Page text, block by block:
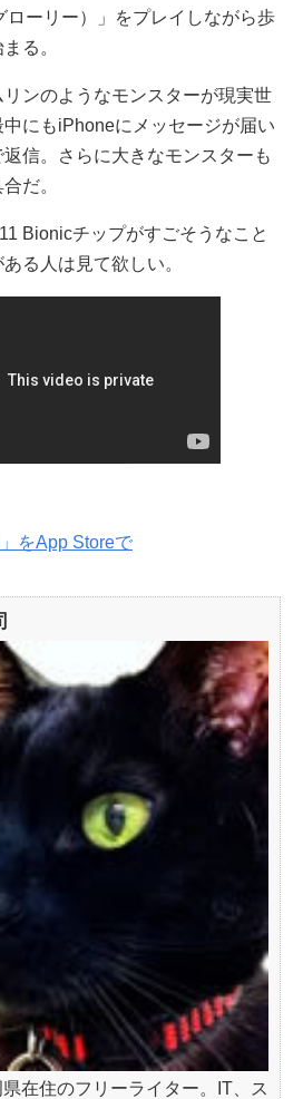
ローリー）」をプレイしながら歩
る。
ンのようなモンスターが現実世
にもiPhoneにメッセージが届い
信。さらに大きなモンスターも
だ。
Bionicチップがすごそうなこと
る人は見て欲しい。
をApp Storeで
在住のフリーライター。IT、ス